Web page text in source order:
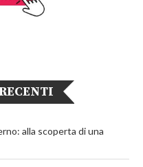
alla scoperta di una